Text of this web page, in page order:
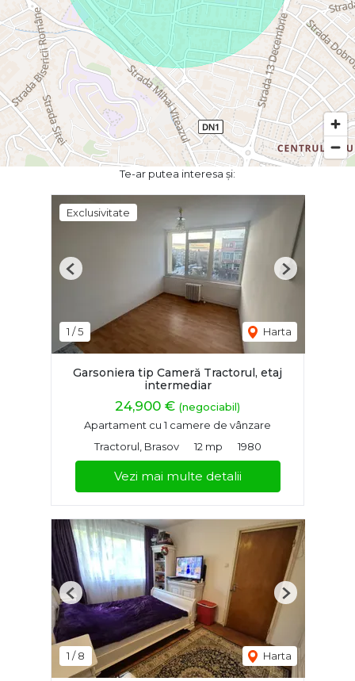
Te-ar putea interesa și:
Exclusivitate
1 /5 Harta
Previous Next
Garsoniera tip Cameră Tractorul, etaj
intermediar
24,900 € (negociabil)
Apartament cu 1 camere de vânzare
Tractorul, Brasov
12 mp 1980
Vezi mai multe detalii
1 /8 Harta
Previous Next